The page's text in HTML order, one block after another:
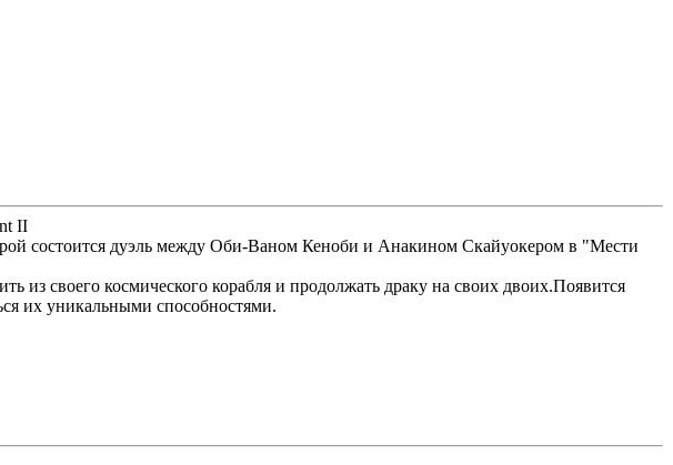
II
состоится дуэль между Оби-Ваном Кеноби и Анакином Скайуокером в "Мести
из своего космического корабля и продолжать драку на своих двоих.Появится
их уникальными способностями.